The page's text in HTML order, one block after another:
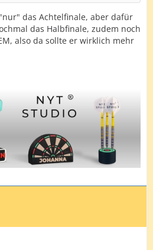
das Achtelfinale, aber dafür
das Halbfinale, zudem noch
also da sollte er wirklich mehr